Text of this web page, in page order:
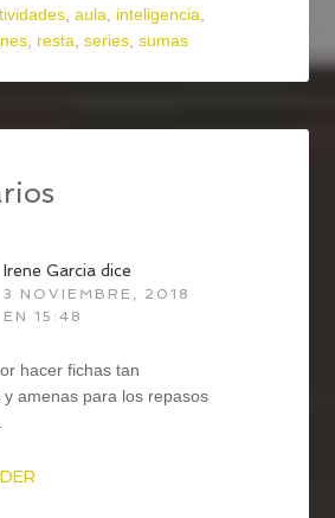
,aula, inteligencia,
, resta,series,sumas
Irene Garcia dice
3 NOVIEMBRE, 2018
EN 15:48
hacer fichas tan
y amenas para los repasos